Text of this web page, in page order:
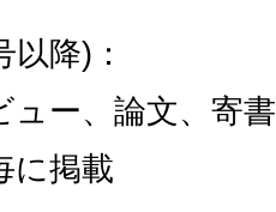
降)：
ュー、論文、寄
に掲載